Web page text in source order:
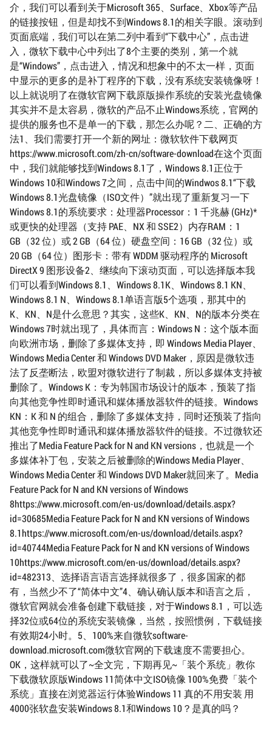
介，我们可以看到关于Microsoft 365、Surface、Xbox等产品
的链接按钮，但是却找不到Windows 8.1的相关字眼。滚动到
页面底端，我们可以在第二列中看到“下载中心”，点击进
入，微软下载中心中列出了8个主要的类别，第一个就
是“Windows”，点击进入，情况和想象中的不太一样，页面
中显示的更多的是补丁程序的下载，没有系统安装镜像呀！
以上就说明了在微软官网下载原版操作系统的安装光盘镜像
其实并不是太容易，微软的产品不止Windows系统，官网的
提供的服务也不是单一的下载，那怎么办呢？二、正确的方
法1、我们需要打开一个新的网址：微软软件下载网页
https://www.microsoft.com/zh-cn/software-download在这个页面
中，我们就能够找到Windows 8.1了，Windows 8.1正位于
Windows 10和Windows 7之间，点击中间的Windwos 8.1“下载
Windows 8.1光盘镜像（ISO文件）”就出现了重新复习一下
Windows 8.1的系统要求：处理器Processor：1 千兆赫 (GHz)*
或更快的处理器（支持 PAE、NX 和 SSE2）内存RAM：1
GB（32 位）或 2 GB（64 位）硬盘空间：16 GB（32 位）或
20 GB（64 位）图形卡：带有 WDDM 驱动程序的 Microsoft
DirectX 9 图形设备2、继续向下滚动页面，可以选择版本我
们可以看到Windows 8.1、Windows 8.1K、Windows 8.1 KN、
Windows 8.1 N、Windows 8.1单语言版5个选项，那其中的
K、KN、N是什么意思？其实，这些K、KN、N的版本分类在
Windows 7时就出现了，具体而言：Windows N：这个版本面
向欧洲市场，删除了多媒体支持，即 Windows Media Player、
Windows Media Center 和 Windows DVD Maker，原因是微软违
法了反垄断法，欧盟对微软进行了制裁，所以多媒体支持被
删除了。Windows K：专为韩国市场设计的版本，预装了指
向其他竞争性即时通讯和媒体播放器软件的链接。Windows
KN：K 和 N 的组合，删除了多媒体支持，同时还预装了指向
其他竞争性即时通讯和媒体播放器软件的链接。不过微软还
推出了Media Feature Pack for N and KN versions，也就是一个
多媒体补丁包，安装之后被删除的Windows Media Player、
Windows Media Center 和 Windows DVD Maker就回来了。Media
Feature Pack for N and KN versions of Windows
8https://www.microsoft.com/en-us/download/details.aspx?
id=30685Media Feature Pack for N and KN versions of Windows
8.1https://www.microsoft.com/en-us/download/details.aspx?
id=40744Media Feature Pack for N and KN versions of Windows
10https://www.microsoft.com/en-us/download/details.aspx?
id=482313、选择语言语言选择就很多了，很多国家的都
有，当然少不了“简体中文”4、确认确认版本和语言之后，
微软官网就会准备创建下载链接，对于Windows 8.1，可以选
择32位或64位的系统安装镜像，当然，按照惯例，下载链接
有效期24小时。5、100%来自微软software-
download.microsoft.com微软官网的下载速度不需要担心。
OK，这样就可以了~全文完，下期再见~「装个系统」教你
下载微软原版Windows 11简体中文ISO镜像 100%免费「装个
系统」直接在浏览器运行体验Windows 11 真的不用安装 用
4000张软盘安装Windows 8.1和Windows 10？是真的吗？